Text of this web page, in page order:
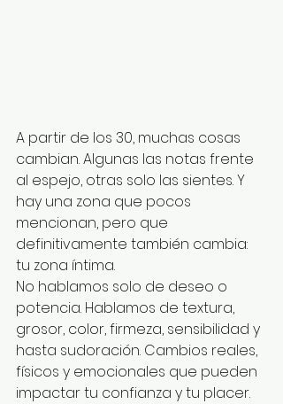
A partir de los 30, muchas cosas
cambian. Algunas las notas frente
al espejo, otras solo las sientes. Y
hay una zona que pocos
mencionan, pero que
definitivamente también cambia:
tu zona íntima.
No hablamos solo de deseo o
potencia. Hablamos de textura,
grosor, color, firmeza, sensibilidad y
hasta sudoración. Cambios reales,
físicos y emocionales que pueden
impactar tu confianza y tu placer.